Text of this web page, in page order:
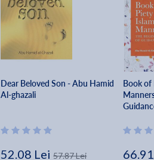
Dear Beloved Son - Abu Hamid
Al-ghazali
52.08 Lei 57.87 Lei
Book of